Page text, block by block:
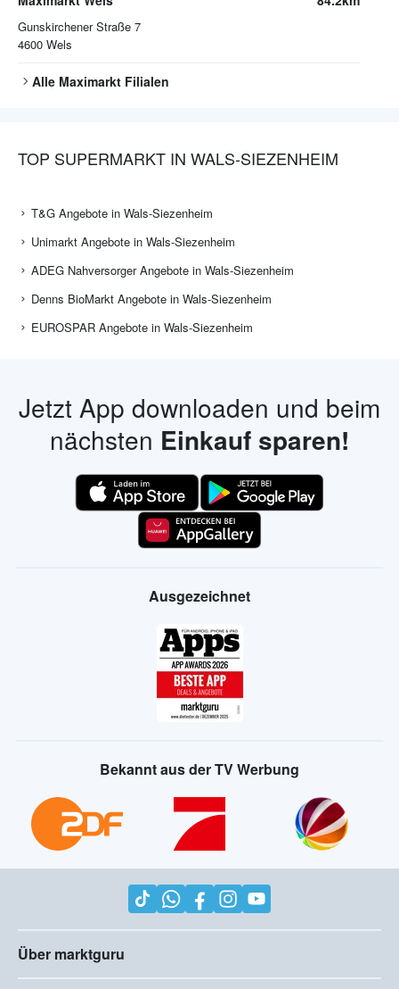
Gunskirchener Straße 7
4600 Wels
Alle Maximarkt Filialen
TOP SUPERMARKT IN WALS-SIEZENHEIM
T&G Angebote in Wals-Siezenheim
Unimarkt Angebote in Wals-Siezenheim
ADEG Nahversorger Angebote in Wals-Siezenheim
Denns BioMarkt Angebote in Wals-Siezenheim
EUROSPAR Angebote in Wals-Siezenheim
Jetzt App downloaden und beim
nächsten Einkauf sparen!
Ausgezeichnet
Bekannt aus der TV Werbung
Über marktguru